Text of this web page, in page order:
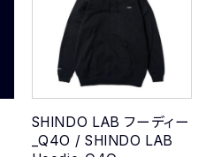
SHINDO LAB フーディー
_Q4O / SHINDO LAB